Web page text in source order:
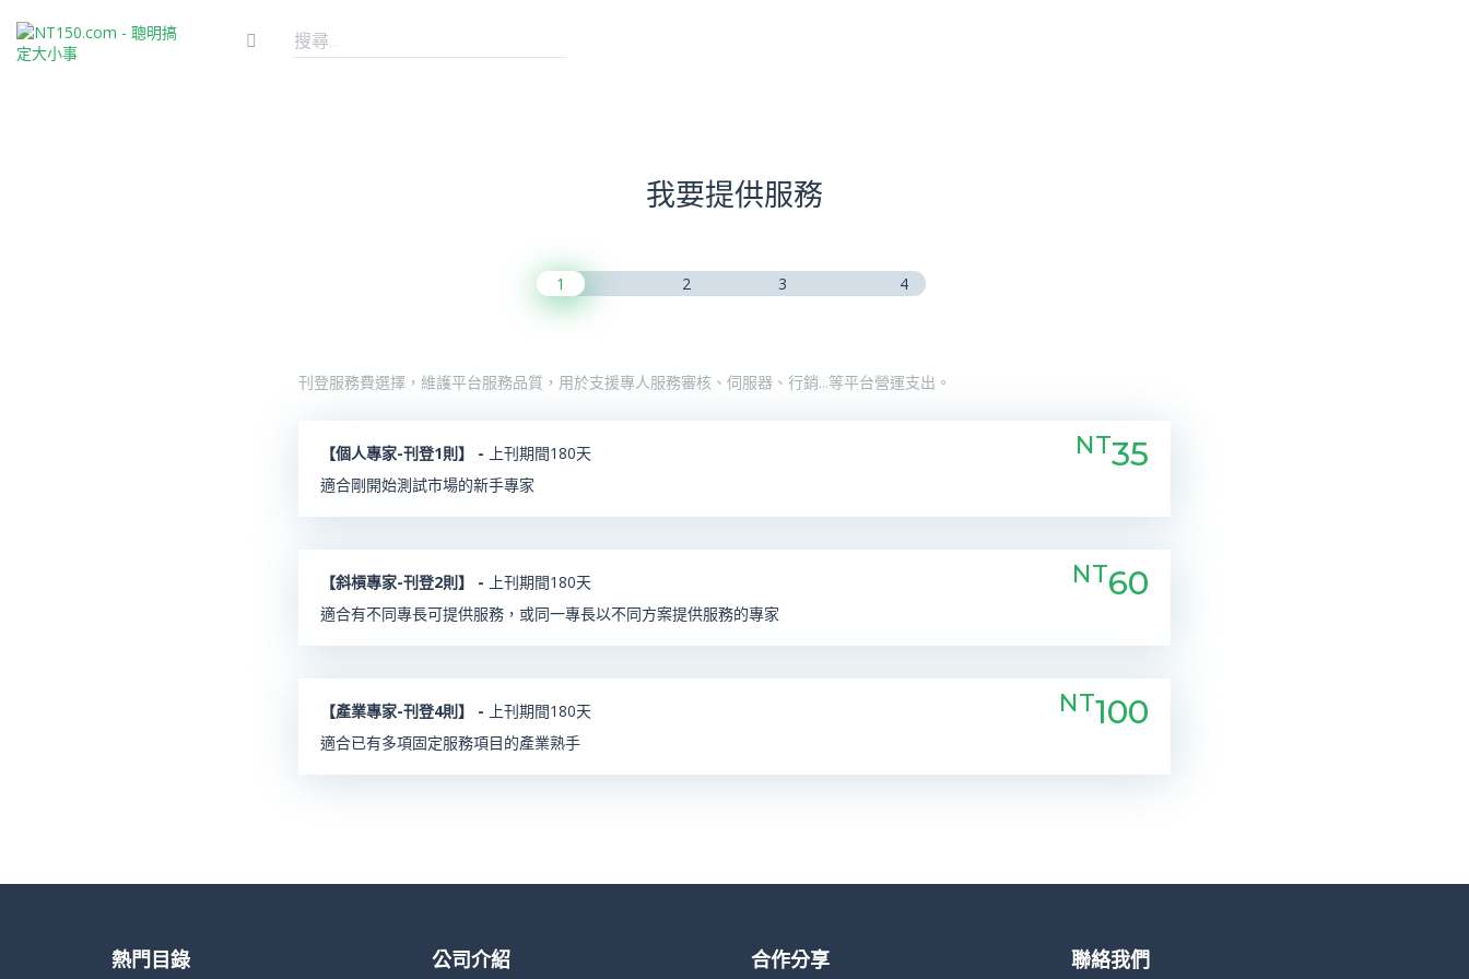
我要提供服務
1 2 3 4
刊登服務費選擇，維護平台服務品質，用於支援專人服務審核、伺服器、行銷…等平台營運支出。
【個人專家-刊登1則】 - 上刊期間180天
適合剛開始測試市場的新手專家
NT35
【斜槓專家-刊登2則】 - 上刊期間180天
適合有不同專長可提供服務，或同一專長以不同方案提供服務的專家
NT60
【產業專家-刊登4則】 - 上刊期間180天
適合已有多項固定服務項目的產業熟手
NT100
熱門目錄 公司介紹 合作分享 聯絡我們